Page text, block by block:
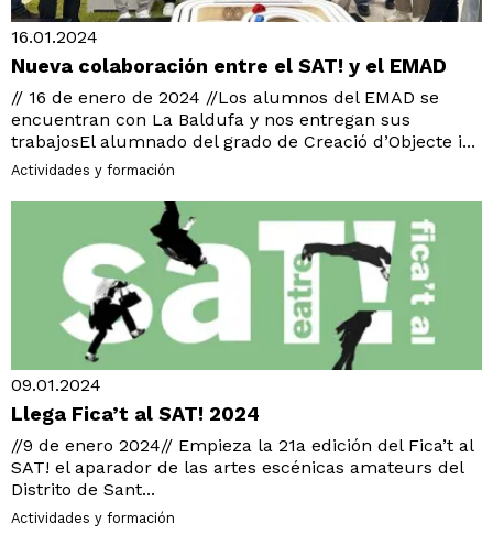
16.01.2024
Nueva colaboración entre el SAT! y el EMAD
// 16 de enero de 2024 //Los alumnos del EMAD se
encuentran con La Baldufa y nos entregan sus
trabajosEl alumnado del grado de Creació d’Objecte i...
Actividades y formación
09.01.2024
Llega Fica’t al SAT! 2024
//9 de enero 2024// Empieza la 21a edición del Fica’t al
SAT! el aparador de las artes escénicas amateurs del
Distrito de Sant...
Actividades y formación